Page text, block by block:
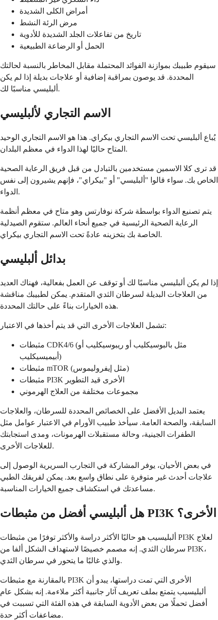
أمراض الكلى الشديدة
مرض الرئة النشط
تاريخ من تفاعلات الجلد الشديدة للأدوية
الحمل أو الرضاعة الطبيعية
سيقوم طبيبك بموازنة الفوائد المحتملة مقابل المخاطر بالنسبة لحالتك
المحددة. قد يوصون بمراقبة إضافية أو علاجات بديلة إذا لم يكن
ألبليسي مناسبًا لك.
الاسم التجاري لألبليسي
يُباع ألبليسي تحت الاسم التجاري بيكراي. هذا هو الاسم التجاري الوحيد
المتاح حاليًا لهذا الدواء في معظم البلدان.
قد ترى كلا الاسمين مستخدمين بالتبادل من قبل فريق الرعاية الصحية
الخاص بك. سواء قالوا "ألبليسي" أو "بيكراي"، فإنهم يشيرون إلى نفس
الدواء.
يتم تصنيع الدواء بواسطة شركة نوفارتس وهو متاح في معظم أنظمة
الرعاية الصحية الرئيسية في جميع أنحاء العالم. ستقوم الصيدلية
الخاصة بك بتخزينه عادةً تحت الاسم التجاري بيكراي.
بدائل ألبليسي
إذا لم يكن ألبليسي مناسبًا لك أو توقف عن العمل بفعالية، فهناك العديد
من العلاجات البديلة لسرطان الثدي المتقدم. يمكن لطبيبك مناقشة
هذه الخيارات بناءً على حالتك المحددة.
تشمل العلاجات الأخرى التي قد يتم أخذها في الاعتبار:
مثبطات CDK4/6 (مثل بالبوسيكليب أو ريبوسيكليب أو
أبيميسيكليب)
مثبطات mTOR (مثل إيفروليموس)
مثبطات PI3K الأخرى قيد التطوير
مجموعات مختلفة من العلاج الهرموني
يعتمد البديل الأفضل على الخصائص المحددة للسرطان، والعلاجات
السابقة، والصحة العامة. سيأخذ طبيب الأورام في الاعتبار عوامل مثل
الطفرات الجينية، وحالة مستقبلات الهرمونات، ومدى استجابتك
للعلاجات الأخرى.
في بعض الأحيان، يوفر المشاركة في التجارب السريرية الوصول إلى
علاجات أحدث غير متوفرة على نطاق واسع بعد. يمكن لفريقك الطبي
مساعدتك في استكشاف جميع الخيارات المناسبة.
هل ألبليسي أفضل من مثبطات PI3K الأخرى؟
ألبليسيب هو حاليًا الأكثر دراسة والأكثر توفرًا من مثبطات PI3K لعلاج
سرطان الثدي. إنه مصمم خصيصًا لاستهداف الشكل ألفا من PI3K،
والذي غالبًا ما يتحور في سرطان الثدي.
بالمقارنة مع مثبطات PI3K الأخرى التي تمت دراستها، يبدو أن
ألبليسيب يتمتع بملف تعريف آثار جانبية أكثر ملاءمة. إنه بشكل عام
أفضل تحملًا من بعض الأدوية السابقة في هذه الفئة التي تسببت في
مضاعفات أكثر حدة.